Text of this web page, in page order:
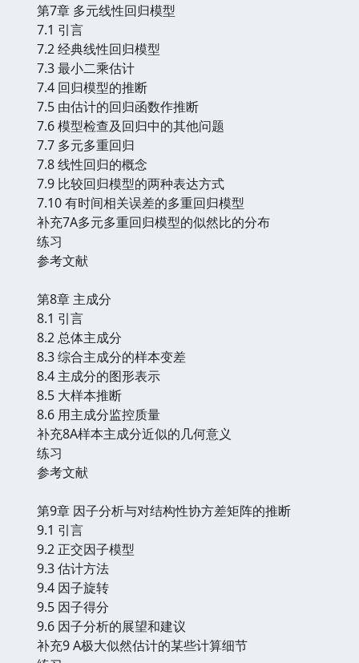
第7章 多元线性回归模型
7.1 引言
7.2 经典线性回归模型
7.3 最小二乘估计
7.4 回归模型的推断
7.5 由估计的回归函数作推断
7.6 模型检查及回归中的其他问题
7.7 多元多重回归
7.8 线性回归的概念
7.9 比较回归模型的两种表达方式
7.10 有时间相关误差的多重回归模型
补充7A多元多重回归模型的似然比的分布
练习
参考文献
第8章 主成分
8.1 引言
8.2 总体主成分
8.3 综合主成分的样本变差
8.4 主成分的图形表示
8.5 大样本推断
8.6 用主成分监控质量
补充8A样本主成分近似的几何意义
练习
参考文献
第9章 因子分析与对结构性协方差矩阵的推断
9.1 引言
9.2 正交因子模型
9.3 估计方法
9.4 因子旋转
9.5 因子得分
9.6 因子分析的展望和建议
补充9 A极大似然估计的某些计算细节